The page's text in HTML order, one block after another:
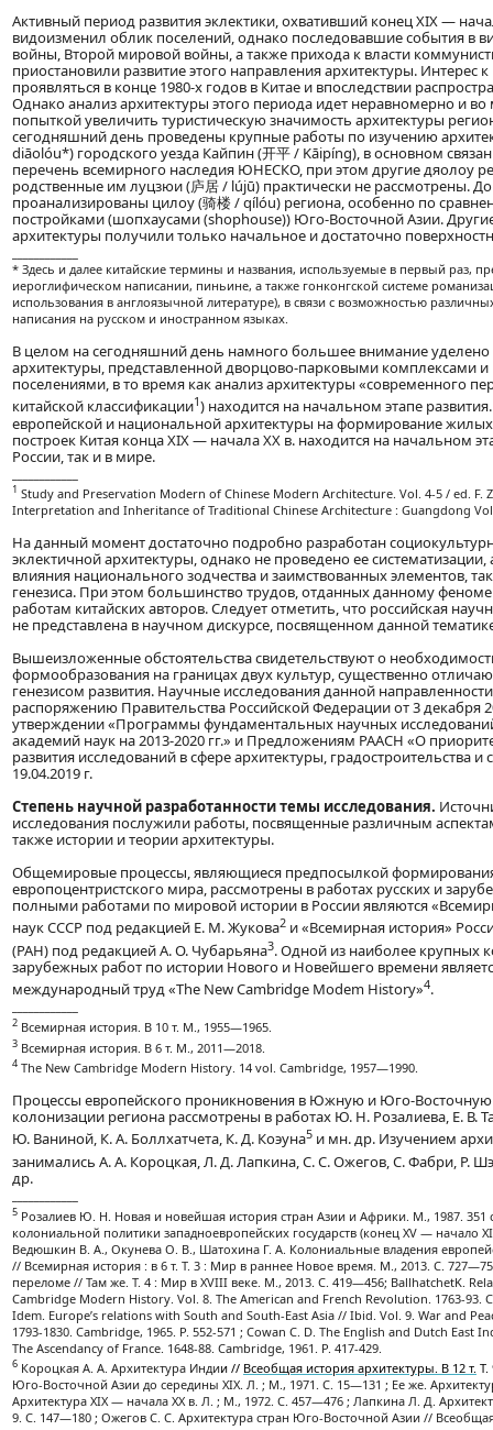
Активный период развития эклектики, охвативший конец XIX —
видоизменил облик поселений, однако последовавшие события в
войны, Второй мировой войны, а также прихода к власти
приостановили развитие этого направления архитектуры. Интерес
проявляться в конце 1980-х годов в Китае и впоследствии
Однако анализ архитектуры этого периода идет неравномерно и
попыткой увеличить туристическую значимость архитектуры
сегодняшний день проведены крупные работы по изучению
diāolóu*) городского уезда Кайпин (开平 / Kāipíng), в основном
перечень всемирного наследия ЮНЕСКО, при этом другие дяолоу
родственные им луцзюи (庐居 / lújū) практически не рассмотрены.
проанализированы цилоу (骑楼 / qílóu) региона, особенно по
постройками (шопхаусами (shophouse)) Юго-Восточной Азии.
архитектуры получили только начальное и достаточно
* Здесь и далее китайские термины и названия, используемые в первый раз,
иероглифическом написании, пиньине, а также гонконгской системе
использования в англоязычной литературе), в связи с возможностью
написания на русском и иностранном языках.
В целом на сегодняшний день намного большее внимание уделено
архитектуры, представленной дворцово-парковыми комплексами
поселениями, в то время как анализ архитектуры «современного
китайской классификации1) находится на начальном этапе
европейской и национальной архитектуры на формирование
построек Китая конца XIX — начала XX в. находится на начальном
России, так и в мире.
1 Study and Preservation Modern of Chinese Modern Architecture. Vol. 4-5 / ed. F.
Interpretation and Inheritance of Traditional Chinese Architecture : Guangdong
На данный момент достаточно подробно разработан
эклектичной архитектуры, однако не проведено ее систематизации,
влияния национального зодчества и заимствованных элементов,
генезиса. При этом большинство трудов, отданных данному
работам китайских авторов. Следует отметить, что российская
не представлена в научном дискурсе, посвященном данной
Вышеизложенные обстоятельства свидетельствуют о
формообразования на границах двух культур, существенно
генезисом развития. Научные исследования данной
распоряжению Правительства Российской Федерации от 3 декабря
утверждении «Программы фундаментальных научных
академий наук на 2013-2020 гг.» и Предложениям РААСН «О
развития исследований в сфере архитектуры, градостроительства и
19.04.2019 г.
Степень научной разработанности темы исследования.
исследования послужили работы, посвященные различным
также истории и теории архитектуры.
Общемировые процессы, являющиеся предпосылкой
европоцентристского мира, рассмотрены в работах русских и
полными работами по мировой истории в России являются
наук СССР под редакцией Е. М. Жукова2 и «Всемирная история»
(РАН) под редакцией А. О. Чубарьяна3. Одной из наиболее крупных
зарубежных работ по истории Нового и Новейшего времени
международный труд «The New Cambridge Modem History»4.
2 Всемирная история. В 10 т. М., 1955—1965.
3 Всемирная история. В 6 т. М., 2011—2018.
4 The New Cambridge Modern History. 14 vol. Cambridge, 1957—1990.
Процессы европейского проникновения в Южную и Юго-
колонизации региона рассмотрены в работах Ю. Н. Розалиева, Е. В.
Ю. Ваниной, К. А. Боллхатчета, К. Д. Коэуна5 и мн. др. Изучением
занимались А. А. Короцкая, Л. Д. Лапкина, С. С. Ожегов, С. Фабри, Р.
др.
5 Розалиев Ю. Н. Новая и новейшая история стран Азии и Африки. М., 1987. 351
колониальной политики западноевропейских государств (конец XV — начало
Ведюшкин В. А., Окунева О. В., Шатохина Г. А. Колониальные владения
// Всемирная история : в 6 т. Т. 3 : Мир в раннее Новое время. М., 2013. С.
переломе // Там же. Т. 4 : Мир в XVIII веке. М., 2013. С. 419—456; BallhatchetK.
Cambridge Modern History. Vol. 8. The American and French Revolution. 1763-93.
Idem. Europe’s relations with South and South-East Asia // Ibid. Vol. 9. War and
1793-1830. Cambridge, 1965. P. 552-571 ; Cowan C. D. The English and Dutch East
The Ascendancy of France. 1648-88. Cambridge, 1961. P. 417-429.
6 Короцкая А. А. Архитектура Индии // Всеобщая история архитектуры. В 12 т. Т.
Юго-Восточной Азии до середины XIX. Л. ; М., 1971. С. 15—131 ; Ее же.
Архитектура XIX — начала XX в. Л. ; М., 1972. С. 457—476 ; Лапкина Л. Д.
9. С. 147—180 ; Ожегов С. С. Архитектура стран Юго-Восточной Азии //